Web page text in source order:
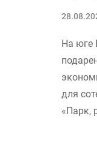
На юге
для
«Парк,